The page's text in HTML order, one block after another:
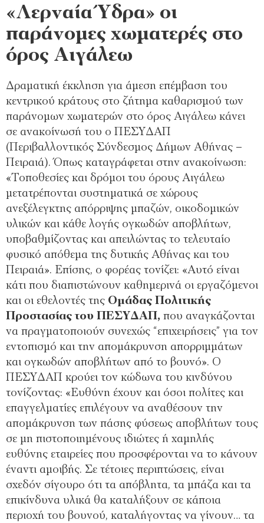
«Λερναία Ύδρα» οι
παράνομες χωματερές στο
όρος Αιγάλεω
Δραματική έκκληση για άμεση επέμβαση του
κεντρικού κράτους στο ζήτημα καθαρισμού των
παράνομων χωματερών στο όρος Αιγάλεω κάνει
σε ανακοίνωσή του ο ΠΕΣΥΔΑΠ
(Περιβαλλοντικός Σύνδεσμος Δήμων Αθήνας –
Πειραιά). Όπως καταγράφεται στην ανακοίνωση:
«Τοποθεσίες και δρόμοι του όρους Αιγάλεω
μετατρέπονται συστηματικά σε χώρους
ανεξέλεγκτης απόρριψης μπαζών, οικοδομικών
υλικών και κάθε λογής ογκωδών αποβλήτων,
υποβαθμίζοντας και απειλώντας το τελευταίο
φυσικό απόθεμα της δυτικής Αθήνας και του
Πειραιά». Επίσης, ο φορέας τονίζει: «Αυτό είναι
κάτι που διαπιστώνουν καθημερινά οι εργαζόμενοι
και οι εθελοντές της Ομάδας Πολιτικής
Προστασίας του ΠΕΣΥΔΑΠ, που αναγκάζονται
να πραγματοποιούν συνεχώς “επιχειρήσεις” για τον
εντοπισμό και την απομάκρυνση απορριμμάτων
και ογκωδών αποβλήτων από το βουνό». Ο
ΠΕΣΥΔΑΠ κρούει τον κώδωνα του κινδύνου
τονίζοντας: «Ευθύνη έχουν και όσοι πολίτες και
επαγγελματίες επιλέγουν να αναθέσουν την
απομάκρυνση των πάσης φύσεως αποβλήτων τους
σε μη πιστοποιημένους ιδιώτες ή χαμηλής
ευθύνης εταιρείες που προσφέρονται να το κάνουν
έναντι αμοιβής. Σε τέτοιες περιπτώσεις, είναι
σχεδόν σίγουρο ότι τα απόβλητα, τα μπάζα και τα
επικίνδυνα υλικά θα καταλήξουν σε κάποια
περιοχή του βουνού, καταλήγοντας να γίνουν… τα